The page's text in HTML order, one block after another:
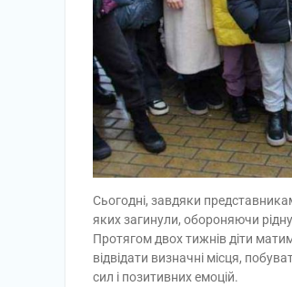
Сьогодні, завдяки
яких загинули, обороняючи
Протягом двох тижнів діти
відвідати визначні місця,
сил і позитивних емоцій.